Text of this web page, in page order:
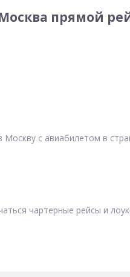
прямой
с авиабилетом в
чартерные рейсы и